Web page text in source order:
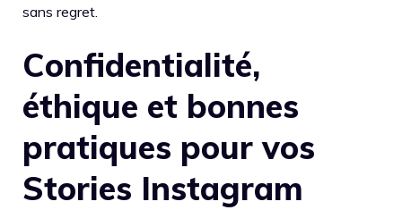
sans regret.
Confidentialité,
éthique et bonnes
pratiques pour vos
Stories Instagram